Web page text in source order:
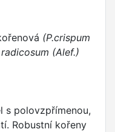
(P.crispum
(Alef.)
s polovzpřímenou,
Robustní kořeny